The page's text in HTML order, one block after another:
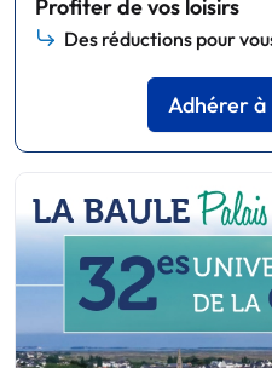
Profiter de vos loisirs
Des réductions pour
Adhérer à